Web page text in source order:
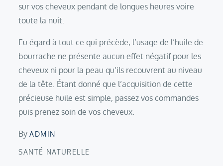
sur vos cheveux pendant de longues heures voire
toute la nuit.
Eu égard à tout ce qui précède, l’usage de l’huile de
bourrache ne présente aucun effet négatif pour les
cheveux ni pour la peau qu’ils recouvrent au niveau
de la tête. Étant donné que l’acquisition de cette
précieuse huile est simple, passez vos commandes
puis prenez soin de vos cheveux.
ByADMIN
SANTÉ NATURELLE